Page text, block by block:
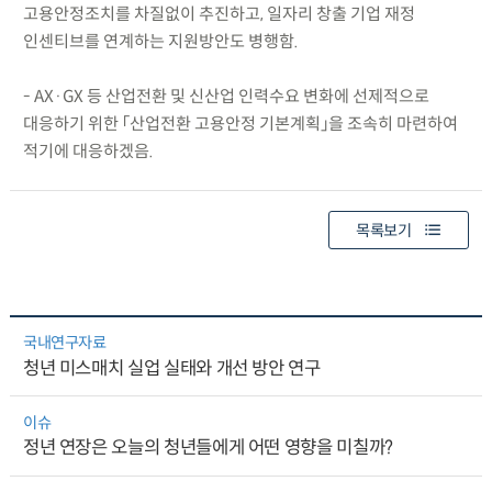
고용안정조치를 차질없이 추진하고, 일자리 창출 기업 재정
인센티브를 연계하는 지원방안도 병행함.
- AX·GX 등 산업전환 및 신산업 인력수요 변화에 선제적으로
대응하기 위한 「산업전환 고용안정 기본계획」을 조속히 마련하여
적기에 대응하겠음.
목록보기
국내연구자료
청년 미스매치 실업 실태와 개선 방안 연구
이슈
정년 연장은 오늘의 청년들에게 어떤 영향을 미칠까?